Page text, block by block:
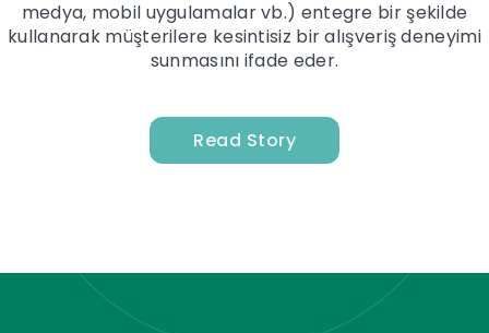
medya, mobil uygulamalar vb.) entegre bir şekilde
kullanarak müşterilere kesintisiz bir alışveriş deneyimi
sunmasını ifade eder.
Read Story